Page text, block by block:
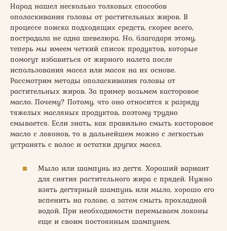
Народ нашел несколько толковых способов
ополаскивания головы от растительных жиров. В
процессе поиска подходящих средств, скорее всего,
пострадала не одна шевелюра. Но, благодаря этому,
теперь мы имеем четкий список продуктов, которые
помогут избавиться от жирного налета после
использования масел или масок на их основе.
Рассмотрим методы ополаскивания головы от
растительных жиров. За пример возьмем касторовое
масло. Почему? Потому, что оно относится к разряду
тяжелых масляных продуктов, поэтому трудно
смывается. Если знать, как правильно смыть касторовое
масло с локонов, то в дальнейшем можно с легкостью
устранять с волос и остатки других масел.
Мыло или шампунь из дегтя. Хороший вариант
для снятия растительного жира с прядей. Нужно
взять дегтярный шампунь или мыло, хорошо его
вспенить на голове, а затем смыть прохладной
водой. При необходимости перемываем локоны
еще и своим постоянным шампунем.